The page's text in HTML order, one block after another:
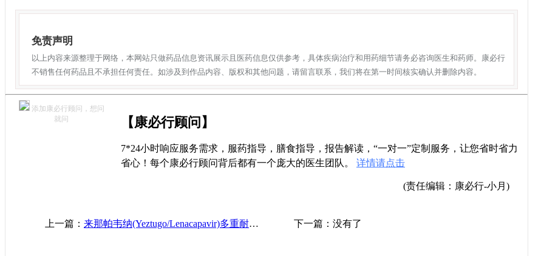
免责声明
以上内容来源整理于网络，本网站只做药品信息资讯展示且医药信息仅供参考，具体疾病治疗和用药细节请务必咨询医生和药师。康必行
不销售任何药品且不承担任何责任。如涉及到作品内容、版权和其他问题，请留言联系，我们将在第一时间核实确认并删除内容。
添加康必行顾问，想问
就问
【康必行顾问】
7*24小时响应服务需求，服药指导，膳食指导，报告解读，“一对一”定制服务，让您省时省力
省心！每个康必行顾问背后都有一个庞大的医生团队。 详情请点击
(责任编辑：康必行-小月)
上一篇： 来那帕韦纳(Yeztugo/Lenacapavir)多重耐药HIV-1感染患者提供了全新的治疗选择 下一篇：没有了